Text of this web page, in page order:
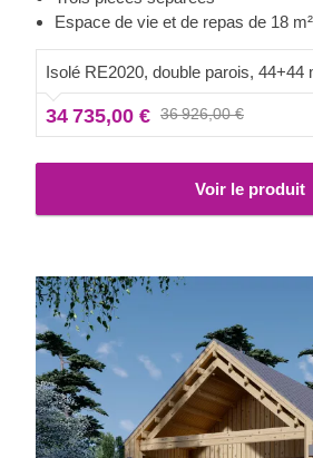
confortable. Si vous recherchez une
avantages d'un mode de vie plus
être la bonne !
Espace de vie et de repas de 18 m²
Isolé RE2020, double parois, 44+44
34 735,00 € 36 926,00 €
Voir le produit